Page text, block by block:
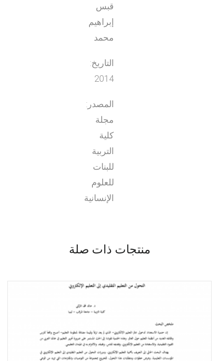
قبس
إبراهيم
محمد
التاريخ:
2014
المصدر:
مجلة
كلية
التربية
للبنات
للعلوم
الإنسانية
منتجات ذات صلة